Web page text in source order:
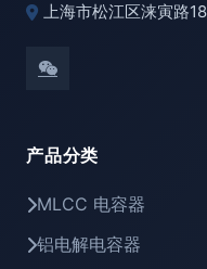
上海市松江区涞寅路
产品分类
MLCC 电容器
铝电解电容器